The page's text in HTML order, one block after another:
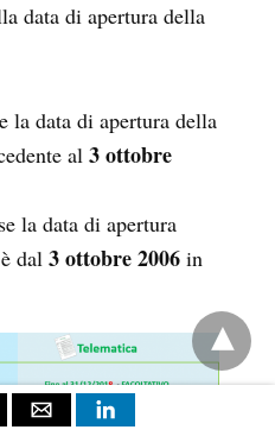
data di apertura della
la data di apertura della
al 3 ottobre
la data di apertura
dal 3 ottobre 2006 in